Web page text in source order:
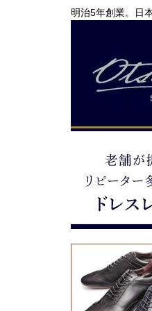
明治5年創業。日